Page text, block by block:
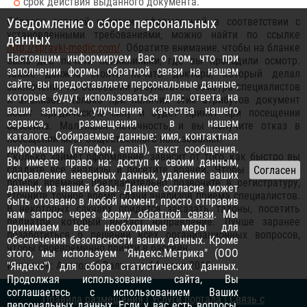
Образец готовой справки, оформленной в соответствии с
установленными требованиями, можно найти по ссылке
http://spravki-medic.com/. Обратите внимание, чтобы на бланке
было две печати поликлиники, где вы проходили осмотр.
Также должна стоять печать доктора, который делал
заключение на основании результатов осмотра специалистов
и анализов. Только при наличии этих атрибутов документ
носит юридическую силу и будет принят при посещении
бассейна. Малейшая неточность, и вы получите отказ в
посещении мест общественного пользования.
Сколько займет оформление, зависит от того, как быстро вы
сдадите все анализы и посетите врачей. Чтобы исключить
потери времени, предварительно позвоните в регистратуру,
уточните точное время сдачи анализов приема специалистов.
В некоторых случаях придется заказать талоны, посетить
педиатра, который выдаст направление. Лучше заранее
позаботиться о решении всех организационных вопросов,
чтобы своевременно прийти в бассейн.
Источник: Анатолий Валтасар 14 июня 2019
Правила размещения|Услуги портала|Связь с
Уведомление о сборе персональных
данных
Настоящим информируем Вас о том, что при
заполнении формы обратной связи на нашем
сайте, вы предоставляете персональные данные,
которые будут использоваться для: ответа на
ваши запросы, улучшения качества нашего
сервиса, размещения в нашем
каталоге. Собираемые данные: имя, контактная
информация (телефон, email), текст сообщения.
Вы имеете право на: доступ к своим данным,
исправление неверных данных, удаление ваших
данных из нашей базы. Данное согласие может
быть отозвано в любой момент, просто отправив
нам запрос черезформу обратной связи. Мы
принимаем все необходимые меры для
обеспечения безопасности ваших данных. Кроме
этого, мы используем "Яндекс.Метрика" (ООО
"Яндекс") для сбора статистических данных.
Продолжая использование сайта, Вы
соглашаетесь с использованием Ваших